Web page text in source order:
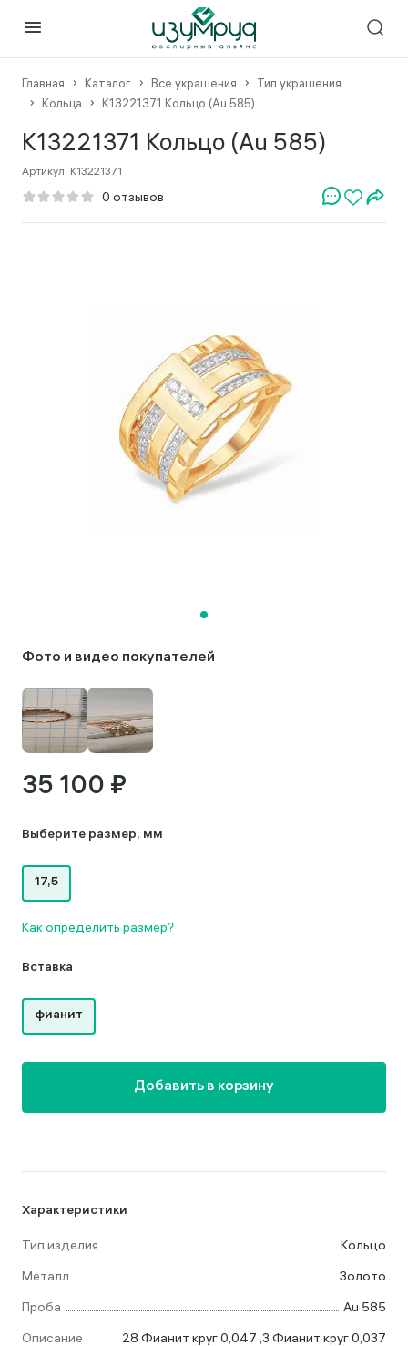
Главная Каталог Все украшения
Тип украшения
Кольца
К13221371 Кольцо (Au 585)
К13221371 Кольцо (Au 585)
Артикул: К13221371
Фото и видео покупателей
Характеристики
Тип изделия
Кольцо
Металл
Золото
Проба
Au 585
Описание
28 Фианит круг 0,047 ,3 Фианит круг 0,037
35 100 ₽
Выберите размер, мм
17,5
Как определить размер?
Вставка
фианит
Добавить в корзину